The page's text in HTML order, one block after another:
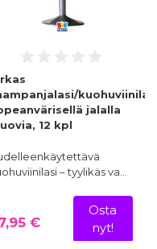
jalalla
12 kpl
– tyylikäs va…
€
Osta
nyt!